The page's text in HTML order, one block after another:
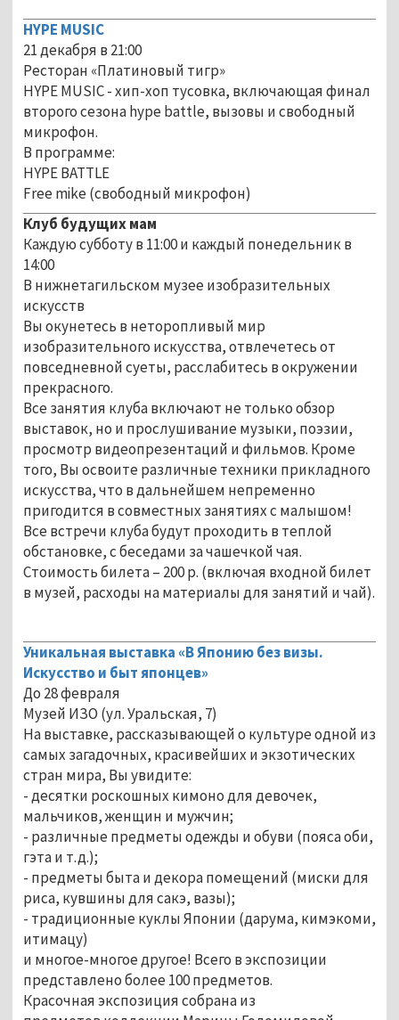
HYPE MUSIC
21 декабря в 21:00
Ресторан «Платиновый тигр»
HYPE MUSIC - хип-хоп тусовка, включающая финал
второго сезона hype battle, вызовы и свободный
микрофон.
В программе:
HYPE BATTLE
Free mike (свободный микрофон)
Клуб будущих мам
Каждую субботу в 11:00 и каждый понедельник в
14:00
В нижнетагильском музее изобразительных
искусств
Вы окунетесь в неторопливый мир
изобразительного искусства, отвлечетесь от
повседневной суеты, расслабитесь в окружении
прекрасного.
Все занятия клуба включают не только обзор
выставок, но и прослушивание музыки, поэзии,
просмотр видеопрезентаций и фильмов. Кроме
того, Вы освоите различные техники прикладного
искусства, что в дальнейшем непременно
пригодится в совместных занятиях с малышом!
Все встречи клуба будут проходить в теплой
обстановке, с беседами за чашечкой чая.
Стоимость билета – 200 р. (включая входной билет
в музей, расходы на материалы для занятий и чай).
Уникальная выставка «В Японию без визы.
Искусство и быт японцев»
До 28 февраля
Музей ИЗО (ул. Уральская, 7)
На выставке, рассказывающей о культуре одной из
самых загадочных, красивейших и экзотических
стран мира, Вы увидите:
- десятки роскошных кимоно для девочек,
мальчиков, женщин и мужчин;
- различные предметы одежды и обуви (пояса оби,
гэта и т.д.);
- предметы быта и декора помещений (миски для
риса, кувшины для сакэ, вазы);
- традиционные куклы Японии (дарума, кимэкоми,
итимацу)
и многое-многое другое! Всего в экспозиции
представлено более 100 предметов.
Красочная экспозиция собрана из